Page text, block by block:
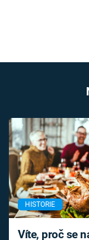
HISTORIE
Víte, proč se